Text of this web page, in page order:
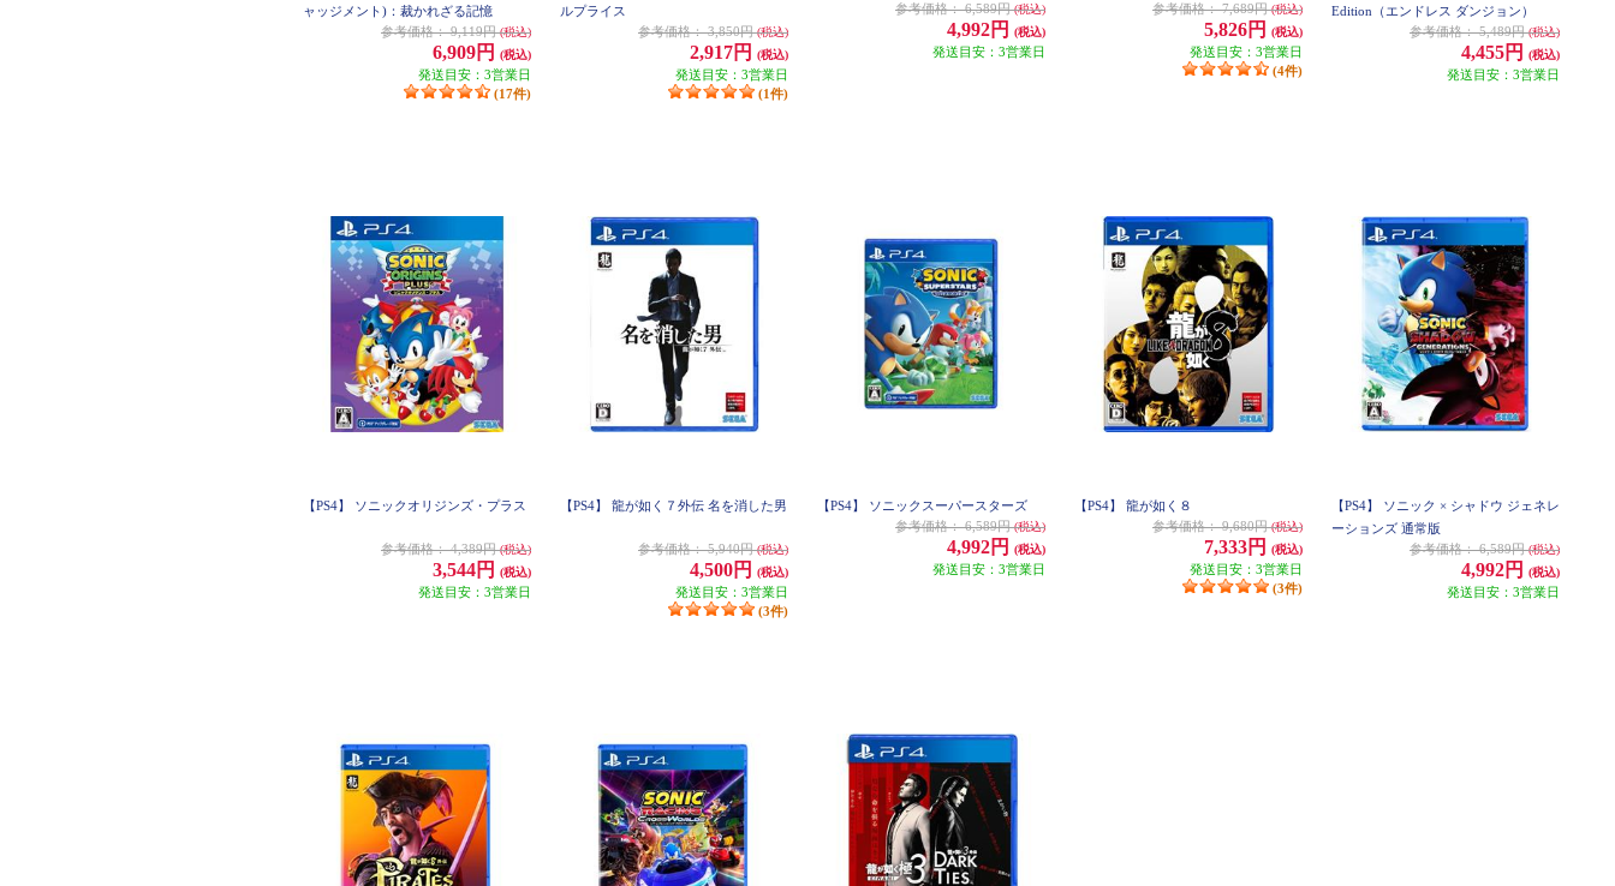
ャッジメント)：裁かれざる記憶
参考価格： 9,119円(税込)
6,909円 (税込)
発送目安：3営業日
(17件)
ルプライス
参考価格： 3,850円(税込)
2,917円 (税込)
発送目安：3営業日
(1件)
参考価格： 6,589円(税込)
4,992円 (税込)
発送目安：3営業日
参考価格： 7,689円(税込)
5,826円 (税込)
発送目安：3営業日
(4件)
Edition（エンドレス ダンジョン）
参考価格： 5,489円(税込)
4,455円 (税込)
発送目安：3営業日
【PS4】 ソニックオリジンズ・プラス
参考価格： 4,389円(税込)
3,544円 (税込)
発送目安：3営業日
【PS4】 龍が如く７外伝 名を消した男
参考価格： 5,940円(税込)
4,500円 (税込)
発送目安：3営業日
(3件)
【PS4】 ソニックスーパースターズ
参考価格： 6,589円(税込)
4,992円 (税込)
発送目安：3営業日
【PS4】 龍が如く８
参考価格： 9,680円(税込)
7,333円 (税込)
発送目安：3営業日
(3件)
【PS4】 ソニック × シャドウ ジェネレ
ーションズ 通常版
参考価格： 6,589円(税込)
4,992円 (税込)
発送目安：3営業日